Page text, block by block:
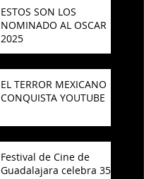
ESTOS SON LOS
NOMINADO AL OSCAR
2025
EL TERROR MEXICANO
CONQUISTA YOUTUBE
Festival de Cine de
Guadalajara celebra 35